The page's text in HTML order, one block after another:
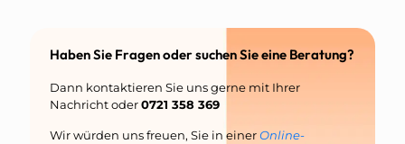
Haben Sie Fragen oder suchen Sie eine Beratung?
Dann kontaktieren Sie uns gerne mit Ihrer
Nachricht oder0721 358 369
Wir würden uns freuen, Sie in einerOnline-